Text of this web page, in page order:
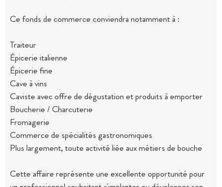
Ce fonds de commerce conviendra notamment à :
Traiteur
Épicerie italienne
Épicerie fine
Cave à vins
Caviste avec offre de dégustation et produits à emporter
Boucherie / Charcuterie
Fromagerie
Commerce de spécialités gastronomiques
Plus largement, toute activité liée aux métiers de bouche
Cette affaire représente une excellente opportunité pour